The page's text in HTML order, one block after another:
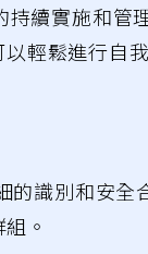
續實施和管
輕鬆進行自
的識別和安
。